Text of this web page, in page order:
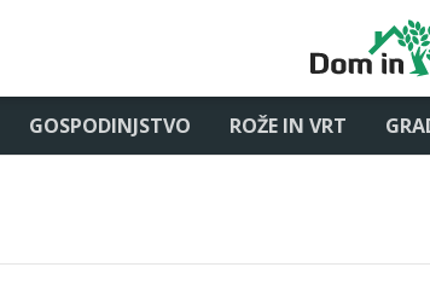
GOSPODINJSTVO ROŽE IN VRT